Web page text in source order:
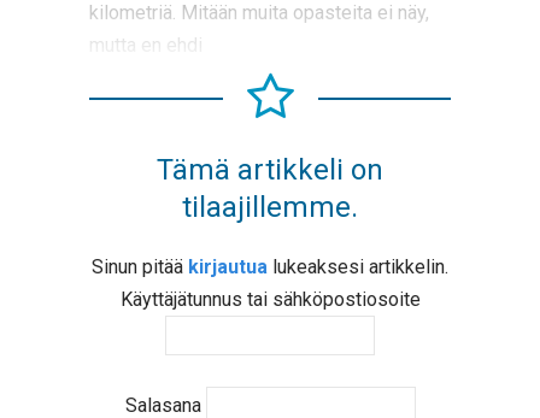
kilometriä. Mitään muita opasteita ei näy,
mutta en ehdi
Tämä artikkeli on
tilaajillemme.
Sinun pitää kirjautua lukeaksesi artikkelin.
Käyttäjätunnus tai sähköpostiosoite
Salasana